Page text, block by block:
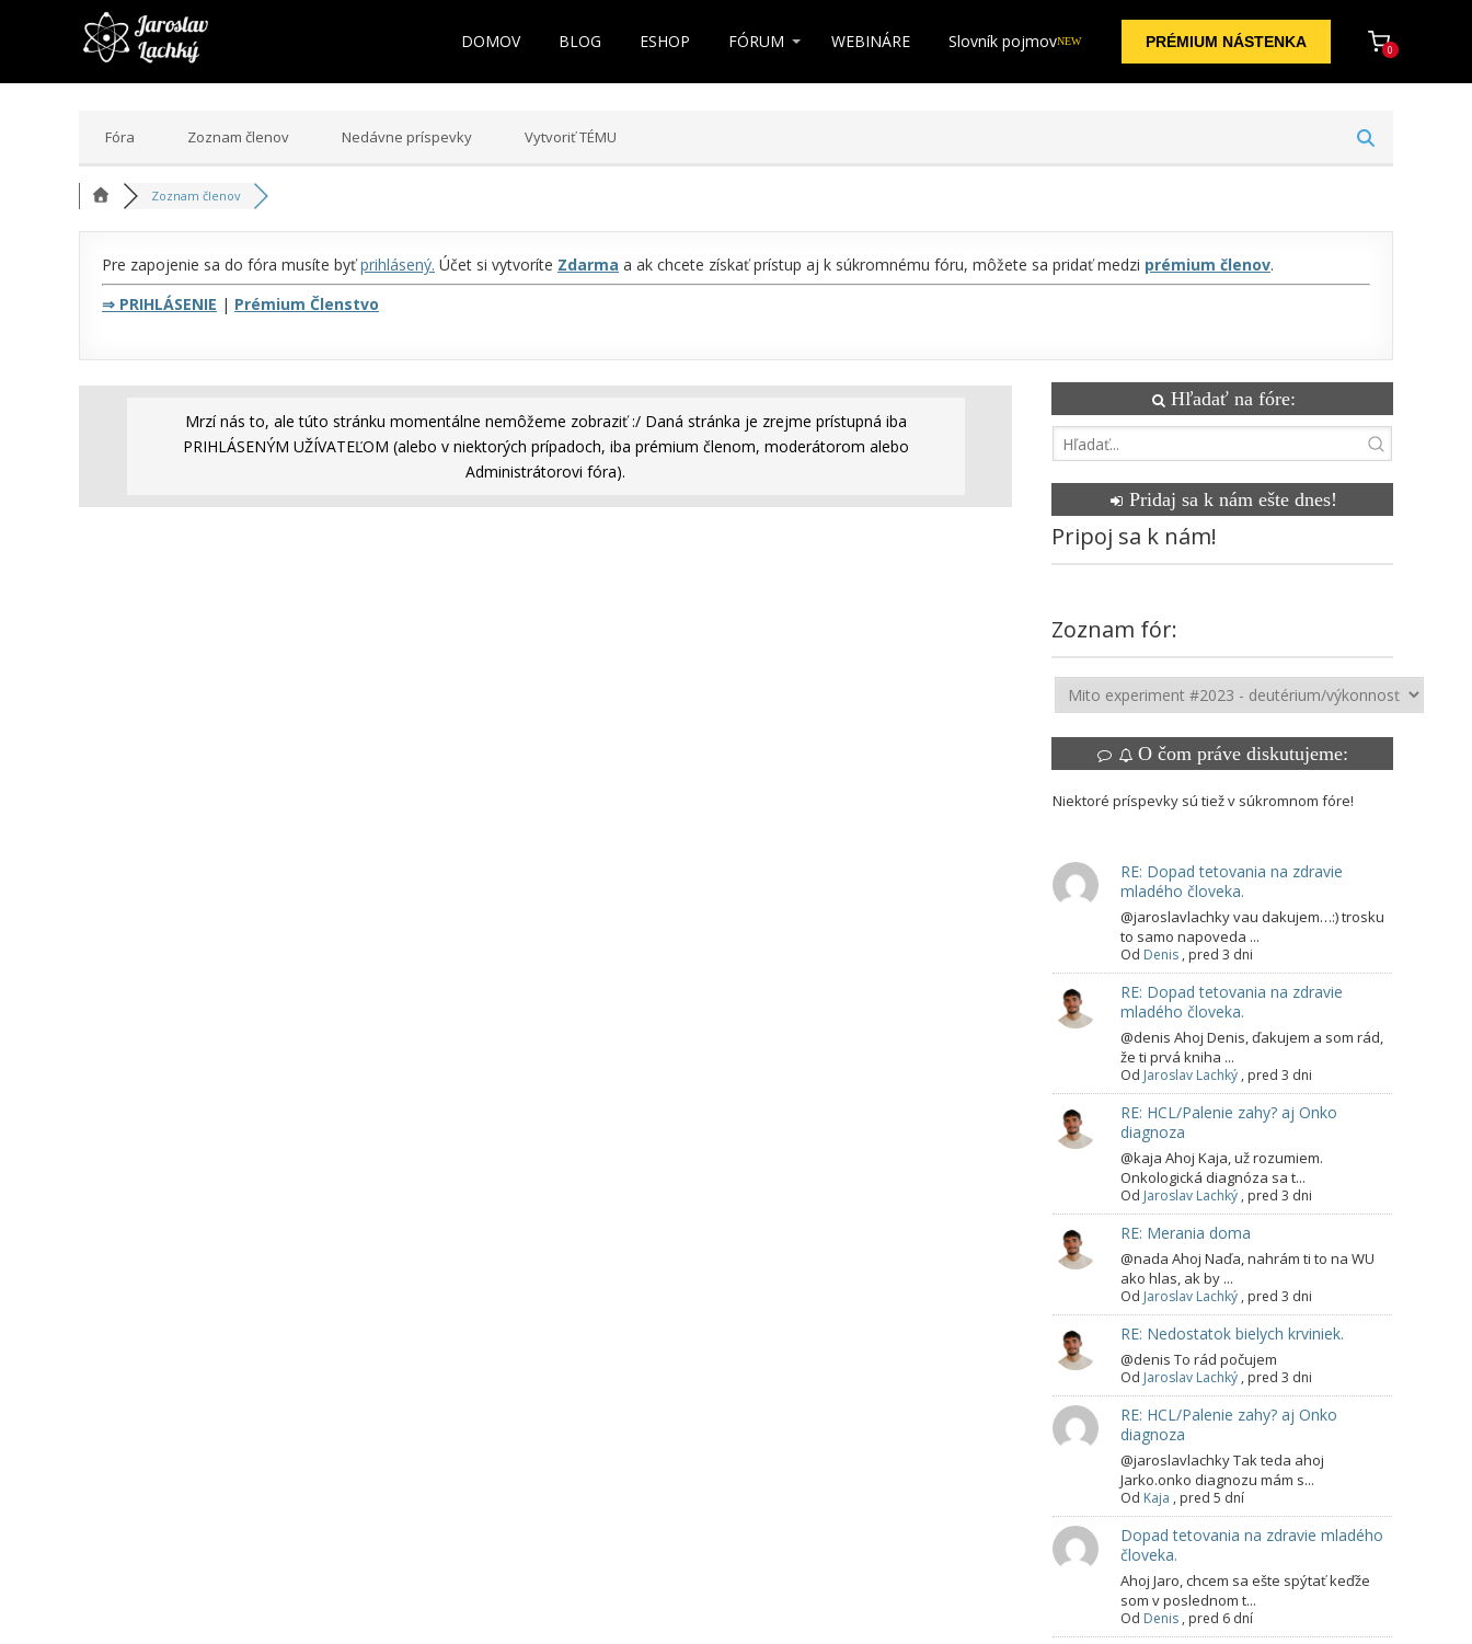
DOMOV BLOG ESHOP FÓRUM WEBINÁRE Slovník pojmovNEW PRÉMIUM NÁSTENKA 0
Fóra Zoznam členov Nedávne príspevky Vytvoriť TÉMU
Zoznam členov
Pre zapojenie sa do fóra musíte byťprihlásený. Účet si vytvoríte Zdarma a ak chcete získať prístup aj k súkromnému fóru, môžete sa pridať medzi prémium členov.
⇒ PRIHLÁSENIE | Prémium Členstvo
Mrzí nás to, ale túto stránku momentálne nemôžeme zobraziť :/ Daná stránka je zrejme prístupná iba
PRIHLÁSENÝM UŽÍVATEĽOM (alebo v niektorých prípadoch, iba prémium členom, moderátorom alebo
Administrátorovi fóra).
Hľadať na fóre:
Pridaj sa k nám ešte dnes!
Pripoj sa k nám!
Zoznam fór:
O čom práve diskutujeme:
Niektoré príspevky sú tiež v súkromnom fóre!
RE: Dopad tetovania na zdravie
mladého človeka.
@jaroslavlachky vau dakujem…:) trosku
to samo napoveda ...
Od Denis , pred 3 dni
RE: Dopad tetovania na zdravie
mladého človeka.
@denis Ahoj Denis, ďakujem a som rád,
že ti prvá kniha ...
Od Jaroslav Lachký , pred 3 dni
RE: HCL/Palenie zahy? aj Onko
diagnoza
@kaja Ahoj Kaja, už rozumiem.
Onkologická diagnóza sa t...
Od Jaroslav Lachký , pred 3 dni
RE: Merania doma
@nada Ahoj Naďa, nahrám ti to na WU
ako hlas, ak by ...
Od Jaroslav Lachký , pred 3 dni
RE: Nedostatok bielych krviniek.
@denis To rád počujem
Od Jaroslav Lachký , pred 3 dni
RE: HCL/Palenie zahy? aj Onko
diagnoza
@jaroslavlachky Tak teda ahoj
Jarko.onko diagnozu mám s...
Od Kaja , pred 5 dní
Dopad tetovania na zdravie mladého
človeka.
Ahoj Jaro, chcem sa ešte spýtať keďže
som v poslednom t...
Od Denis , pred 6 dní